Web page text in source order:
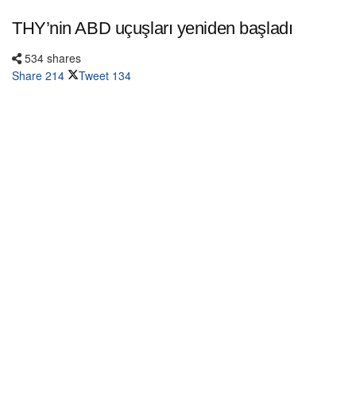
THY’nin ABD uçuşları yeniden başladı
534 shares
Share 214 Tweet 134